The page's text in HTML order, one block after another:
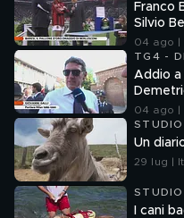
Franco
Silvio
04 ago |
TG4 -
Addio a
Giovanni
04 ago |
Un
29 lug |
I cani